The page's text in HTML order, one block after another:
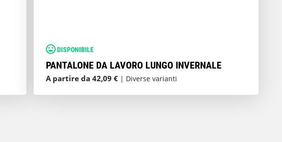
DISPONIBILE
PANTALONE DA LAVORO LUNGO INVERNALE
A partire da 42,09 € | Diverse varianti